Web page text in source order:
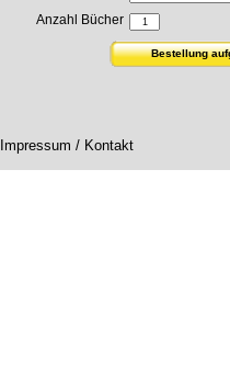
Anzahl Bücher
Impressum / Kontakt